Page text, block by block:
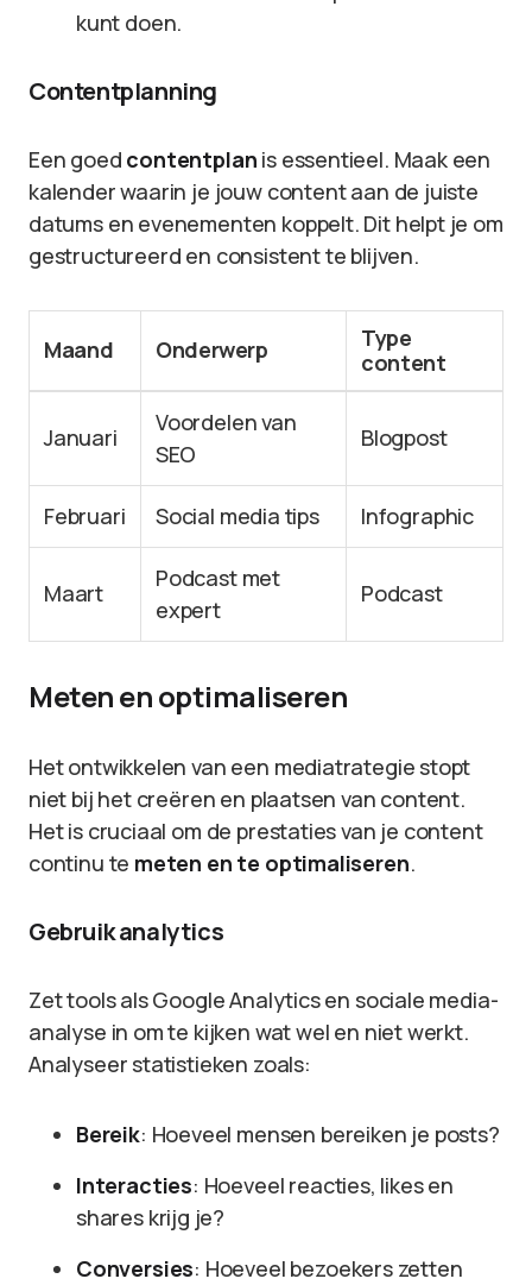
kunt doen.
Contentplanning
Een goed contentplan is essentieel. Maak een
kalender waarin je jouw content aan de juiste
datums en evenementen koppelt. Dit helpt je om
gestructureerd en consistent te blijven.
Maand Onderwerp
Type
content
Januari
Voordelen van
SEO
Blogpost
Februari Social media tips Infographic
Maart
Podcast met
expert
Podcast
Meten en optimaliseren
Het ontwikkelen van een mediatrategie stopt
niet bij het creëren en plaatsen van content.
Het is cruciaal om de prestaties van je content
continu te meten en te optimaliseren.
Gebruik analytics
Zet tools als Google Analytics en sociale media-
analyse in om te kijken wat wel en niet werkt.
Analyseer statistieken zoals:
Bereik: Hoeveel mensen bereiken je posts?
Interacties: Hoeveel reacties, likes en
shares krijg je?
Conversies: Hoeveel bezoekers zetten